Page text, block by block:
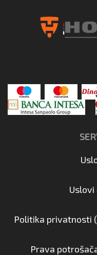
Politika privatnosti
Prava